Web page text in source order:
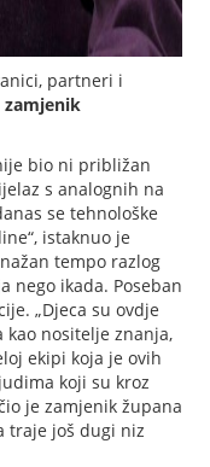
partneri i
zamjenik
bio ni približan
s analognih na
se tehnološke
istaknuo je
tempo razlog
nego ikada. Poseban
„Djeca su ovdje
nositelje znanja,
ekipi koja je ovih
koji su kroz
je zamjenik župana
traje još dugi niz